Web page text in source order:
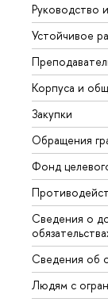
Руководство
Устойчивое
Корпуса и
Закупки
Обращения
Фонд
Сведения о
Сведения об
Людям с